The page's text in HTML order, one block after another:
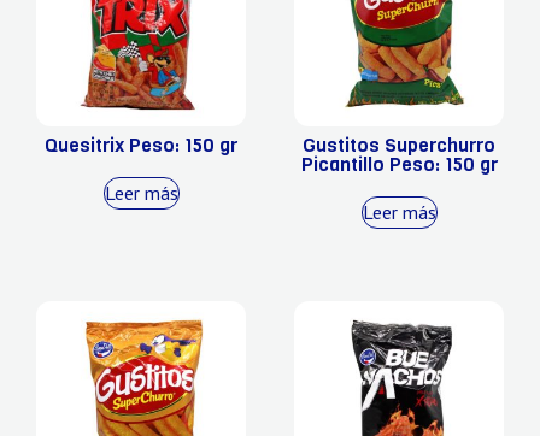
Quesitrix Peso: 150 gr
Leer más
Gustitos Superchurro
Picantillo Peso: 150 gr
Leer más